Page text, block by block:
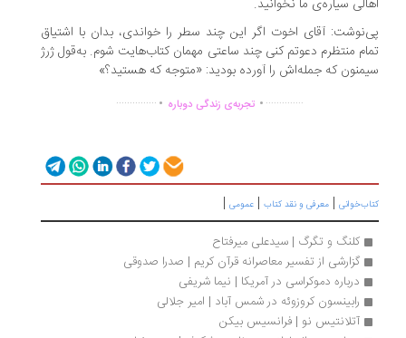
سیاره‌ی ما نخوانید.
آقای اخوت اگر این چند سطر را خواندی، بدان با اشتیاق
منتظرم دعوتم کنی چند ساعتی مهمان کتاب‌هایت شوم. به‌قول ژرژ
که جمله‌‌اش را آورده بودید: «متوجه که هستید؟»
............... .تجربه‌ی زندگی دوباره ...............
|معرفی و نقد کتاب|عمومی|
کلنگ و تگرگ | سیدعلی میرفتاح
گزارشی از تفسیر معاصرانه قرآن کریم | صدرا صدوقی
درباره دموکراسی در آمریکا | نیما شریفی
رابینسون کروزوئه در شمس آباد | امیر جلالی
آتلانتیس نو | فرانسیس بیکن